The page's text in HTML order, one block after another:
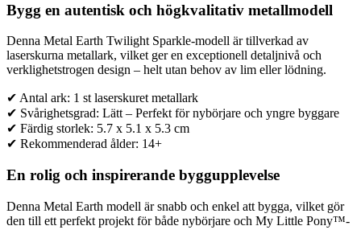
Bygg en autentisk och högkvalitativ metallmodell
Denna Metal Earth Twilight Sparkle-modell är tillverkad av
laserskurna metallark, vilket ger en exceptionell detaljnivå och
verklighetstrogen design – helt utan behov av lim eller lödning.
✔ Antal ark: 1 st laserskuret metallark
✔ Svårighetsgrad: Lätt – Perfekt för nybörjare och yngre byggare
✔ Färdig storlek: 5.7 x 5.1 x 5.3 cm
✔ Rekommenderad ålder: 14+
En rolig och inspirerande byggupplevelse
Denna Metal Earth modell är snabb och enkel att bygga, vilket gör
den till ett perfekt projekt för både nybörjare och My Little Pony™-